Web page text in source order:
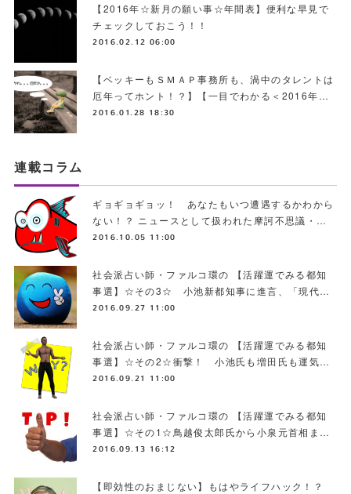
【2016年☆新月の願い事☆年間表】便利な早見で
チェックしておこう！！
2016.02.12 06:00
【ベッキーもＳＭＡＰ事務所も、渦中のタレントは
厄年ってホント！？】【一目でわかる＜2016年…
2016.01.28 18:30
連載コラム
ギョギョギョッ！ あなたもいつ遭遇するかわから
ない！？ ニュースとして扱われた摩訶不思議・…
2016.10.05 11:00
社会派占い師・ファルコ環の 【活躍運でみる都知
事選】☆その3☆ 小池新都知事に進言、「現代…
2016.09.27 11:00
社会派占い師・ファルコ環の 【活躍運でみる都知
事選】☆その2☆衝撃！ 小池氏も増田氏も運気…
2016.09.21 11:00
社会派占い師・ファルコ環の 【活躍運でみる都知
事選】☆その1☆鳥越俊太郎氏から小泉元首相ま…
2016.09.13 16:12
【即効性のおまじない】もはやライフハック！？